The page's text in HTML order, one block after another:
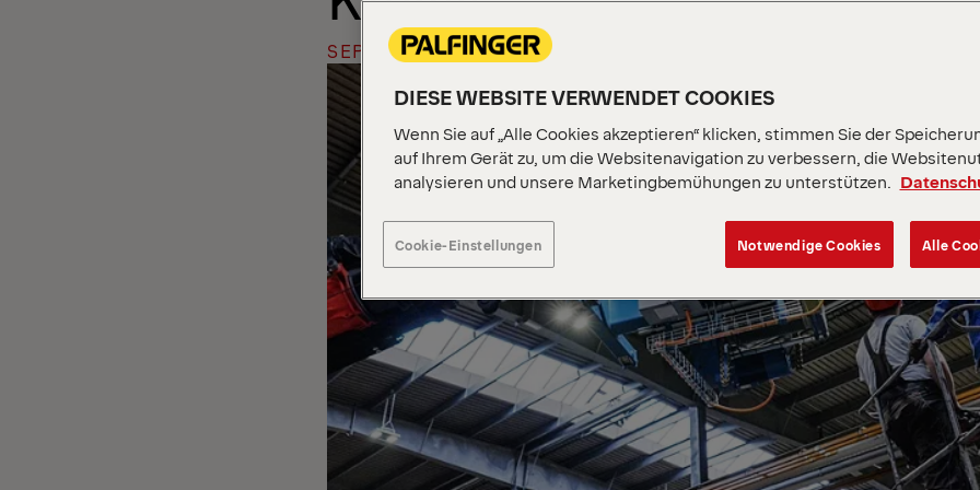
SEP. 12 2023
DIESE WEBSITE VERWENDET COOKIES
Wenn Sie auf „Alle Cookies akzeptieren“ klicken, stimmen Sie der
auf Ihrem Gerät zu, um die Websitenavigation zu verbessern, die
analysieren und unsere Marketingbemühungen zu unterstützen.
Cookie-Einstellungen Notwendige Cookies Alle